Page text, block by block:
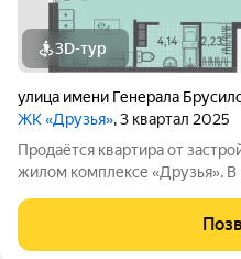
3D-тур
улица имени Генерала
ЖК «Друзья», 3 квартал 2025
Продаётся квартира от
жилом комплексе «Друзья». В
Бесплатные игровая комната
жителей; Широкие лоджии до